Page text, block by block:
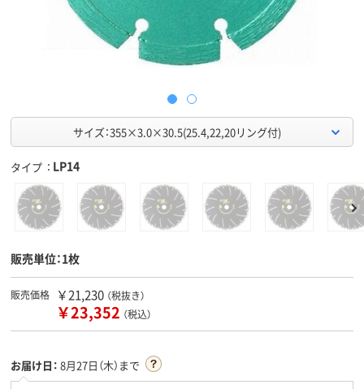
サイズ：355×3.0×30.5(25.4,22,20リング付)
タイプ LP14
販売単位：1枚
販売価格 ￥21,230 （税抜き）
￥23,352 （税込）
お届け日： 8月27日（木）まで